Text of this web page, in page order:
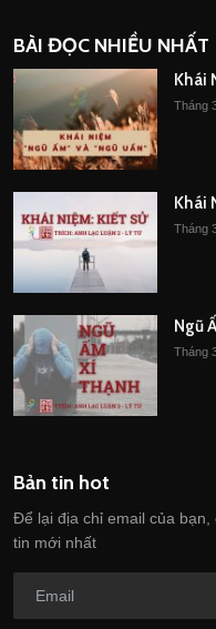
BÀI ĐỌC NHIỀU NHẤT
Khái
Tháng
Khái
Tháng
Ngũ
Tháng
Bản tin hot
Để lại địa chỉ email của
tin mới nhất